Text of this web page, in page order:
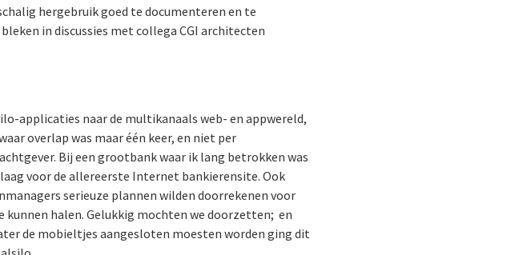
hergebruik goed te documenteren en te
in discussies met collega CGI architecten
applicaties naar de multikanaals web- en appwereld,
overlap was maar één keer, en niet per
Bij een grootbank waar ik lang betrokken was
voor de allereerste Internet bankierensite. Ook
serieuze plannen wilden doorrekenen voor
kunnen halen. Gelukkig mochten we doorzetten; en
de mobieltjes aangesloten moesten worden ging dit